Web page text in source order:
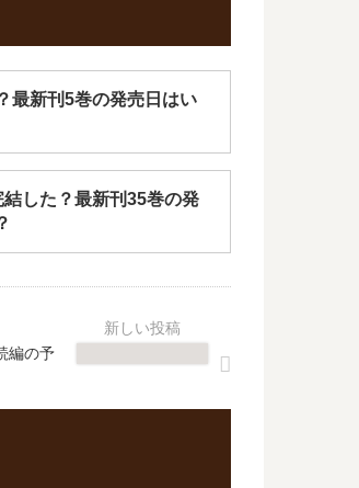
最新刊5巻の発売日はい
結した？最新刊35巻の発
編の予